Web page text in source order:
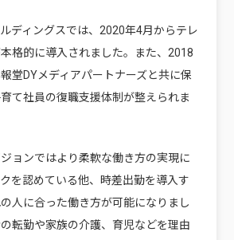
ディングスでは、2020年4月からテレ
格的に導入されました。また、2018
堂DYメディアパートナーズと共に保
て社員の復職支援体制が整えられま
ョンではより柔軟な働き方の実現に
を認めている他、時差出勤を導入す
人に合った働き方が可能になりまし
転勤や家族の介護、育児などを理由